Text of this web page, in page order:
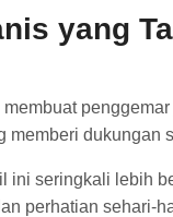
yang
memberi dukungan
ini seringkali lebih
perhatian sehari-